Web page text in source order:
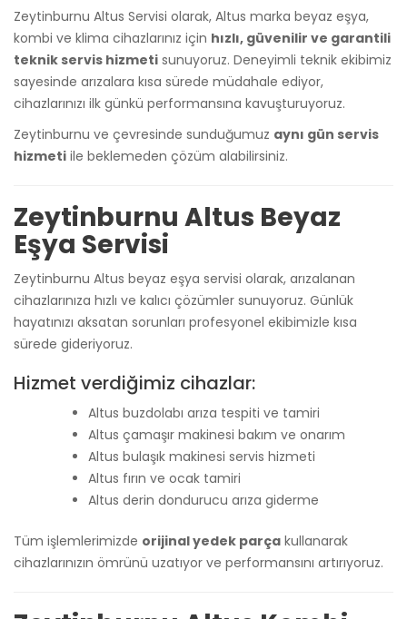
Zeytinburnu Altus Servisi olarak, Altus marka beyaz eşya,
kombi ve klima cihazlarınız için hızlı, güvenilir ve garantili
teknik servis hizmeti sunuyoruz. Deneyimli teknik ekibimiz
sayesinde arızalara kısa sürede müdahale ediyor,
cihazlarınızı ilk günkü performansına kavuşturuyoruz.
Zeytinburnu ve çevresinde sunduğumuz aynı gün servis
hizmeti ile beklemeden çözüm alabilirsiniz.
Zeytinburnu Altus Beyaz
Eşya Servisi
Zeytinburnu Altus beyaz eşya servisi olarak, arızalanan
cihazlarınıza hızlı ve kalıcı çözümler sunuyoruz. Günlük
hayatınızı aksatan sorunları profesyonel ekibimizle kısa
sürede gideriyoruz.
Hizmet verdiğimiz cihazlar:
Altus buzdolabı arıza tespiti ve tamiri
Altus çamaşır makinesi bakım ve onarım
Altus bulaşık makinesi servis hizmeti
Altus fırın ve ocak tamiri
Altus derin dondurucu arıza giderme
Tüm işlemlerimizde orijinal yedek parça kullanarak
cihazlarınızın ömrünü uzatıyor ve performansını artırıyoruz.